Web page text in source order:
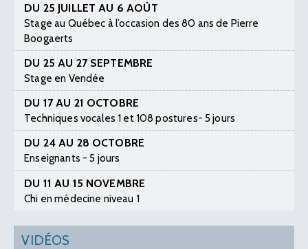
DU 25 JUILLET AU 6 AOÛT
Stage au Québec à l’occasion des 80 ans de Pierre
Boogaerts
DU 25 AU 27 SEPTEMBRE
Stage en Vendée
DU 17 AU 21 OCTOBRE
Techniques vocales 1 et 108 postures- 5 jours
DU 24 AU 28 OCTOBRE
Enseignants - 5 jours
DU 11 AU 15 NOVEMBRE
Chi en médecine niveau 1
VIDÉOS